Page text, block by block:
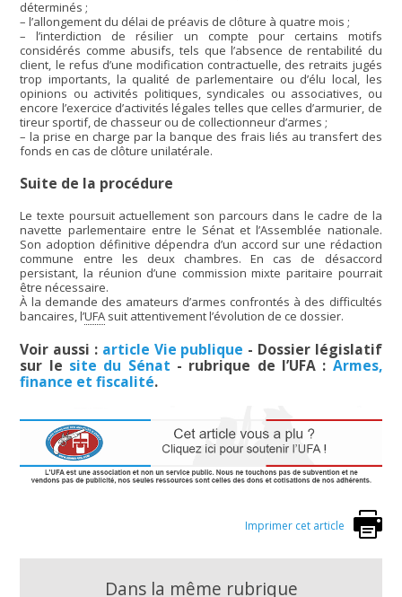
déterminés ;
– l’allongement du délai de préavis de clôture à quatre mois ;
– l’interdiction de résilier un compte pour certains motifs
considérés comme abusifs, tels que l’absence de rentabilité du
client, le refus d’une modification contractuelle, des retraits jugés
trop importants, la qualité de parlementaire ou d’élu local, les
opinions ou activités politiques, syndicales ou associatives, ou
encore l’exercice d’activités légales telles que celles d’armurier, de
tireur sportif, de chasseur ou de collectionneur d’armes ;
– la prise en charge par la banque des frais liés au transfert des
fonds en cas de clôture unilatérale.
Suite de la procédure
Le texte poursuit actuellement son parcours dans le cadre de la
navette parlementaire entre le Sénat et l’Assemblée nationale.
Son adoption définitive dépendra d’un accord sur une rédaction
commune entre les deux chambres. En cas de désaccord
persistant, la réunion d’une commission mixte paritaire pourrait
être nécessaire.
À la demande des amateurs d’armes confrontés à des difficultés
bancaires, l’UFA suit attentivement l’évolution de ce dossier.
Voir aussi : article Vie publique - Dossier législatif
sur le site du Sénat - rubrique de l’UFA :Armes,
finance et fiscalité.
Imprimer cet article
Dans la même rubrique